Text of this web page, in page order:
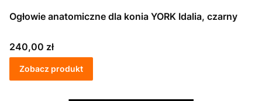
Ogłowie anatomiczne dla konia YORK Idalia, czarny
Cena
240,00 zł
Zobacz produkt